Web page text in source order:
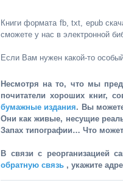
Книги формата fb, txt, epub
сможете у нас в электронной
Если Вам нужен какой-то
Несмотря на то, что мы
почитатели хороших книг,
бумажные издания. Вы
Они как живые, несущие
Запах типографии… Что
В связи с реорганизацией
обратную связь , укажите